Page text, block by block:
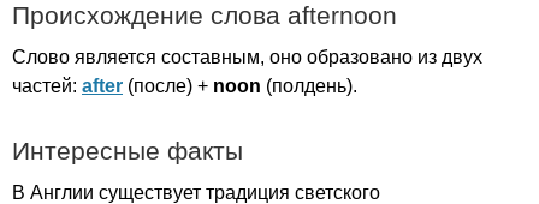
Происхождение слова afternoon
Слово является составным, оно образовано из двух
частей: after (после) + noon (полдень).
Интересные факты
В Англии существует традиция светского